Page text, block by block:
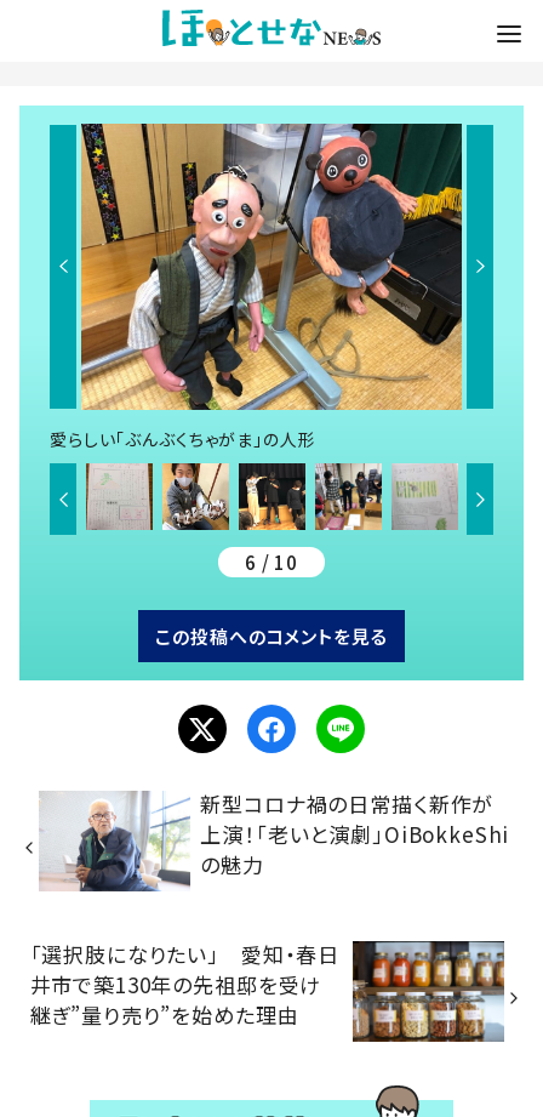
愛らしい「ぶんぶくちゃがま」の人形
6 / 10
この投稿へのコメントを見る
新型コロナ禍の日常描く新作が
上演！「老いと演劇」OiBokkeShi
の魅力
「選択肢になりたい」 愛知・春日
井市で築130年の先祖邸を受け
継ぎ”量り売り”を始めた理由